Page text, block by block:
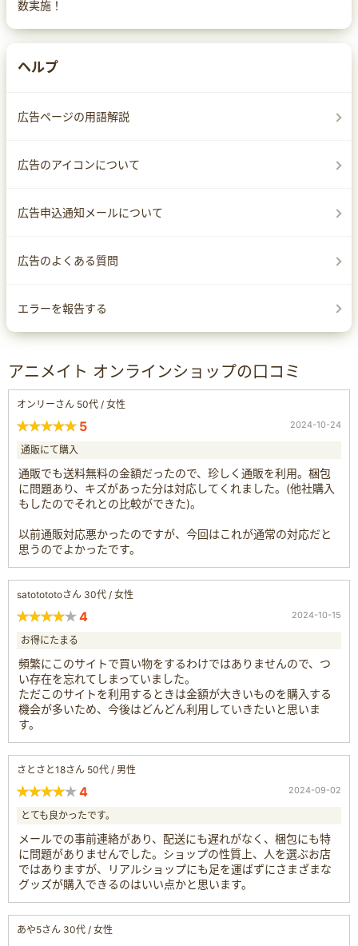
数実施！
ヘルプ
広告ページの用語解説
広告のアイコンについて
広告申込通知メールについて
広告のよくある質問
エラーを報告する
アニメイト オンラインショップの口コミ
オンリーさん 50代 / 女性
5 2024-10-24
通販にて購入
通販でも送料無料の金額だったので、珍しく通販を利用。梱包
に問題あり、キズがあった分は対応してくれました。(他社購入
もしたのでそれとの比較ができた)。
以前通販対応悪かったのですが、今回はこれが通常の対応だと
思うのでよかったです。
satotototoさん 30代 / 女性
4 2024-10-15
お得にたまる
頻繁にこのサイトで買い物をするわけではありませんので、つ
い存在を忘れてしまっていました。
ただこのサイトを利用するときは金額が大きいものを購入する
機会が多いため、今後はどんどん利用していきたいと思いま
す。
さとさと18さん 50代 / 男性
4 2024-09-02
とても良かったです。
メールでの事前連絡があり、配送にも遅れがなく、梱包にも特
に問題がありませんでした。ショップの性質上、人を選ぶお店
ではありますが、リアルショップにも足を運ばずにさまざまな
グッズが購入できるのはいい点かと思います。
あや5さん 30代 / 女性